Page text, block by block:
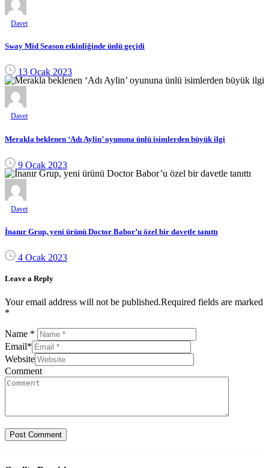
Davet
Sway Mid Season etkinliğinde ünlü geçidi
13 Ocak 2023
Davet
Merakla beklenen ‘Adı Aylin’ oyununa ünlü isimlerden büyük ilgi
9 Ocak 2023
Davet
İnanır Grup, yeni ürünü Doctor Babor’u özel bir davetle tanıttı
4 Ocak 2023
Leave a Reply
Your email address will not be published.Required fields are marked
*
Name *
Email*
Website
Comment